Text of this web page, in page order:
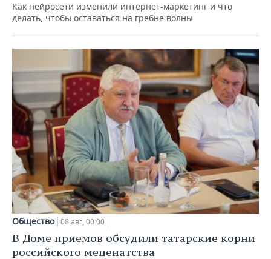
Как нейросети изменили интернет-маркетинг и что
делать, чтобы оставаться на гребне волны
Общество 08 авг, 00:00
В Доме приемов обсудили татарские корни
российского меценатства